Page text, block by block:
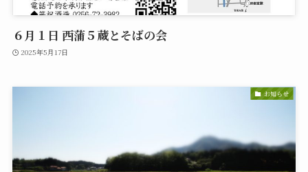
６月１日 西蒲５蔵とそばの会
2025年5月17日
お知らせ